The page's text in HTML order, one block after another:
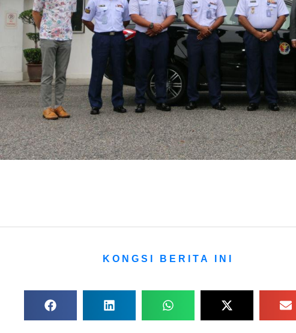
KONGSI BERITA INI